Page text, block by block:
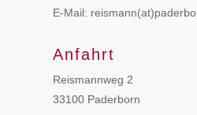
E-Mail:
Anfahrt
Reismannweg 2
33100 Paderborn